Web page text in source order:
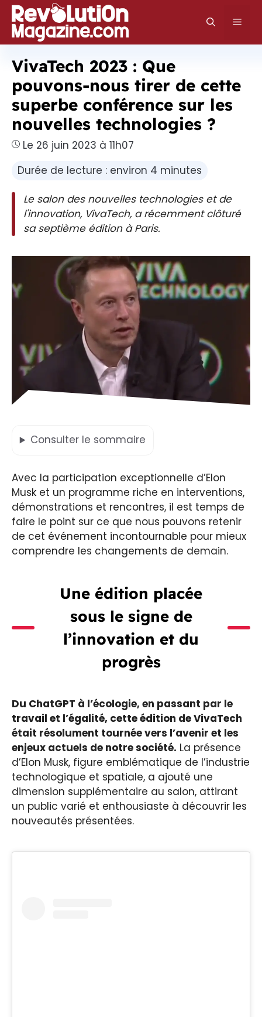
Aller
au
contenu
VivaTech 2023 : Que
pouvons-nous tirer de cette
superbe conférence sur les
nouvelles technologies ?
Le 26 juin 2023 à 11h07
Durée de lecture : environ 4 minutes
Le salon des nouvelles technologies et de
l'innovation, VivaTech, a récemment clôturé
sa septième édition à Paris.
Consulter le sommaire
Avec la participation exceptionnelle d’Elon
Musk et un programme riche en interventions,
démonstrations et rencontres, il est temps de
faire le point sur ce que nous pouvons retenir
de cet événement incontournable pour mieux
comprendre les changements de demain.
Une édition placée
sous le signe de
l’innovation et du
progrès
Du ChatGPT à l’écologie, en passant par le
travail et l’égalité, cette édition de VivaTech
était résolument tournée vers l’avenir et les
enjeux actuels de notre société. La présence
d’Elon Musk, figure emblématique de l’industrie
technologique et spatiale, a ajouté une
dimension supplémentaire au salon, attirant
un public varié et enthousiaste à découvrir les
nouveautés présentées.